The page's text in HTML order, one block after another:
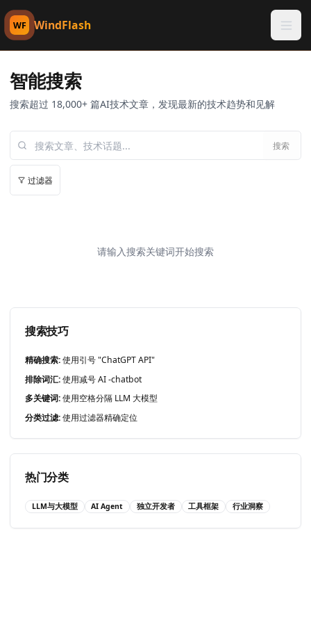
WF WindFlash
智能搜索
搜索超过 18,000+ 篇AI技术文章，发现最新的技术趋势和见解
搜索
过滤器
请输入搜索关键词开始搜索
搜索技巧
精确搜索:使用引号 "ChatGPT API"
排除词汇:使用减号 AI -chatbot
多关键词:使用空格分隔 LLM 大模型
分类过滤:使用过滤器精确定位
热门分类
LLM与大模型 AI Agent 独立开发者 工具框架 行业洞察